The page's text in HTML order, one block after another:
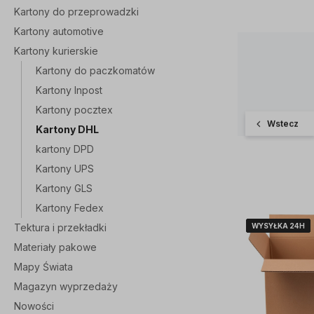
Kartony do przeprowadzki
Kartony automotive
Kartony kurierskie
Kartony do paczkomatów
Kartony Inpost
Kartony pocztex
Kartony DHL
kartony DPD
Kartony UPS
Kartony GLS
Kartony Fedex
Tektura i przekładki
Materiały pakowe
Mapy Świata
Magazyn wyprzedaży
Nowości
Wstecz
WYSYŁKA 24H
WYSYŁKA 24H
WYSYŁKA 24H
WYSYŁKA 24H
WYSYŁKA 24H